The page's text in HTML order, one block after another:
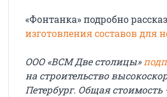
«Фонтанка» подробно
изготовления составов для
ООО «ВСМ Две столицы»
на строительство
Петербург. Общая стоимость